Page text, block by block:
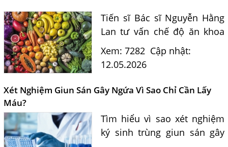
Tiến sĩ Bác sĩ Nguyễn Hằng
Lan tư vấn chế độ ăn khoa
học cho người đang điều trị
nhiễm ấu trùng sán chó
cao sức khỏe và hỗ trợ
Xem: 7282 Cập nhật:
12.05.2026
Xét Nghiệm Giun Sán Gây Ngứa Vì Sao Chỉ Cần Lấy
Máu?
Tìm hiểu vì sao xét nghiệm
ký sinh trùng giun sán gây